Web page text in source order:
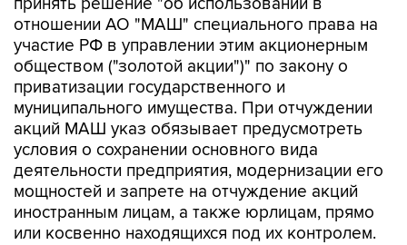
отношении АО "МАШ" специального права на
участие РФ в управлении этим акционерным
обществом ("золотой акции")" по закону о
приватизации государственного и
муниципального имущества. При отчуждении
акций МАШ указ обязывает предусмотреть
условия о сохранении основного вида
деятельности предприятия, модернизации его
мощностей и запрете на отчуждение акций
иностранным лицам, а также юрлицам, прямо
или косвенно находящихся под их контролем.